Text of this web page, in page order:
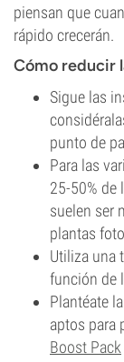
piensan que
rápido crecerán.
Cómo reducir
Sigue las
punto de
Para las
25-50% de
suelen ser
plantas
Utiliza una
función de
Plantéate
aptos para
Boost Pack